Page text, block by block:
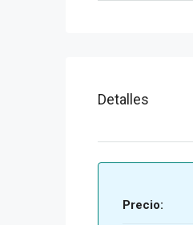
Detalles
Precio: